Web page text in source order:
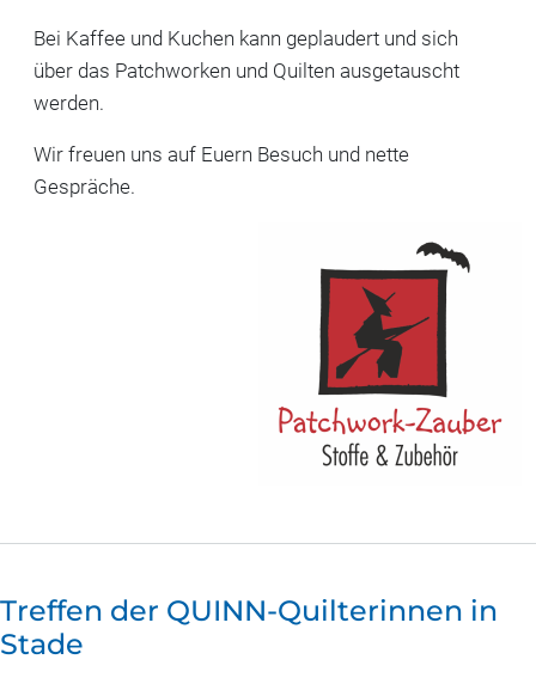
Bei Kaffee und Kuchen kann geplaudert und sich
über das Patchworken und Quilten ausgetauscht
werden.
Wir freuen uns auf Euern Besuch und nette
Gespräche.
Treffen der QUINN-Quilterinnen in
Stade